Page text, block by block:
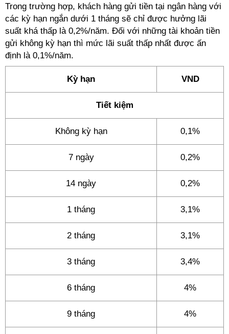
Trong trường hợp, khách hàng gửi tiền tại ngân hàng với
các kỳ hạn ngắn dưới 1 tháng sẽ chỉ được hưởng lãi
suất khá thấp là 0,2%/năm. Đối với những tài khoản tiền
gửi không kỳ hạn thì mức lãi suất thấp nhất được ấn
định là 0,1%/năm.
Kỳ hạn VND
Tiết kiệm
Không kỳ hạn 0,1%
7 ngày 0,2%
14 ngày 0,2%
1 tháng 3,1%
2 tháng 3,1%
3 tháng 3,4%
6 tháng 4%
9 tháng 4%